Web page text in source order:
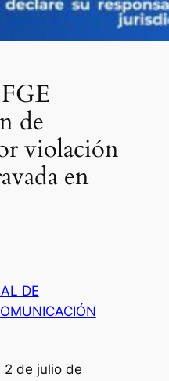
de
violación
en
DE
2 de julio de